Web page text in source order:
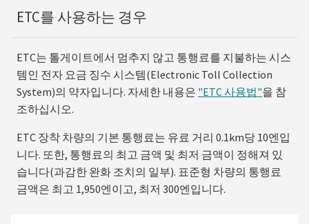
ETC를 사용하는 경우
ETC는 톨게이트에서 멈추지 않고 통행료를 지불하는 시스
템인 전자 요금 징수 시스템(Electronic Toll Collection
System)의 약자입니다. 자세한 내용은 "ETC 사용법"을 참
조하십시오.
ETC 장착 차량의 기본 통행료는 유료 거리 0.1km당 10엔입
니다. 또한, 통행료의 최고 금액 및 최저 금액이 정해져 있
습니다(과감한 완화 조치의 일부). 표준형 차량의 통행료
금액은 최고 1,950엔이고, 최저 300엔입니다.